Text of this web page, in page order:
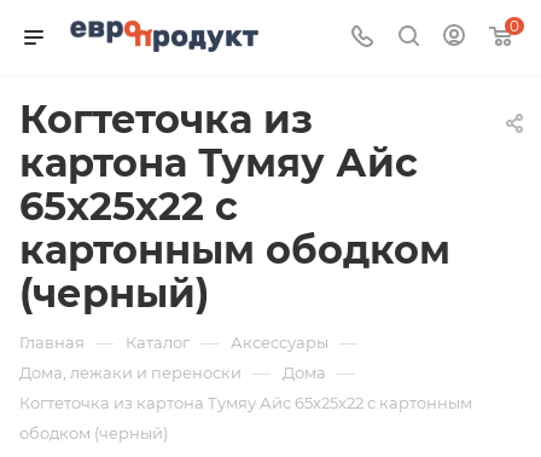
0
Когтеточка из
картона Тумяу Айс
65х25х22 с
картонным ободком
(черный)
Главная — Каталог — Аксессуары —
Дома, лежаки и переноски — Дома —
Когтеточка из картона Тумяу Айс 65х25х22 с картонным
ободком (черный)